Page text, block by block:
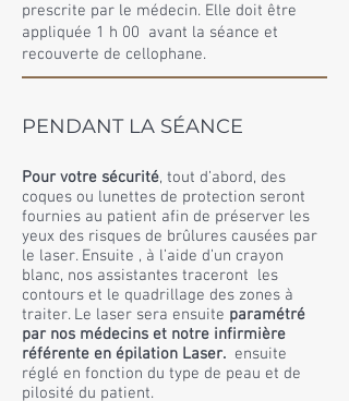
prescrite par le médecin. Elle doit être
appliquée 1 h 00 avant la séance et
recouverte de cellophane.
PENDANT LA SÉANCE
Pour votre sécurité, tout d’abord, des
coques ou lunettes de protection seront
fournies au patient afin de préserver les
yeux des risques de brûlures causées par
le laser. Ensuite , à l’aide d’un crayon
blanc, nos assistantes traceront les
contours et le quadrillage des zones à
traiter. Le laser sera ensuite paramétré
par nos médecins et notre infirmière
référente en épilation Laser. ensuite
réglé en fonction du type de peau et de
pilosité du patient.